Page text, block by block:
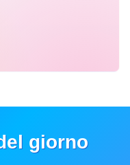
giorno